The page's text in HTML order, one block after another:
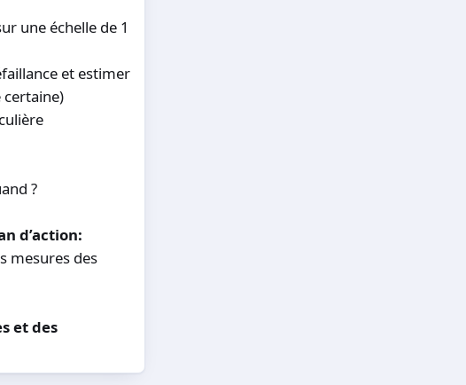
une échelle de 1
et estimer
certaine)
?
d’action:
mesures des
et des